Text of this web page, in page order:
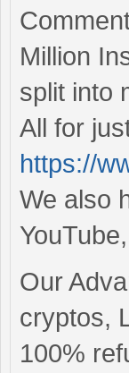
Million
split into
All for
https://
We also
Our
cryptos,
100%